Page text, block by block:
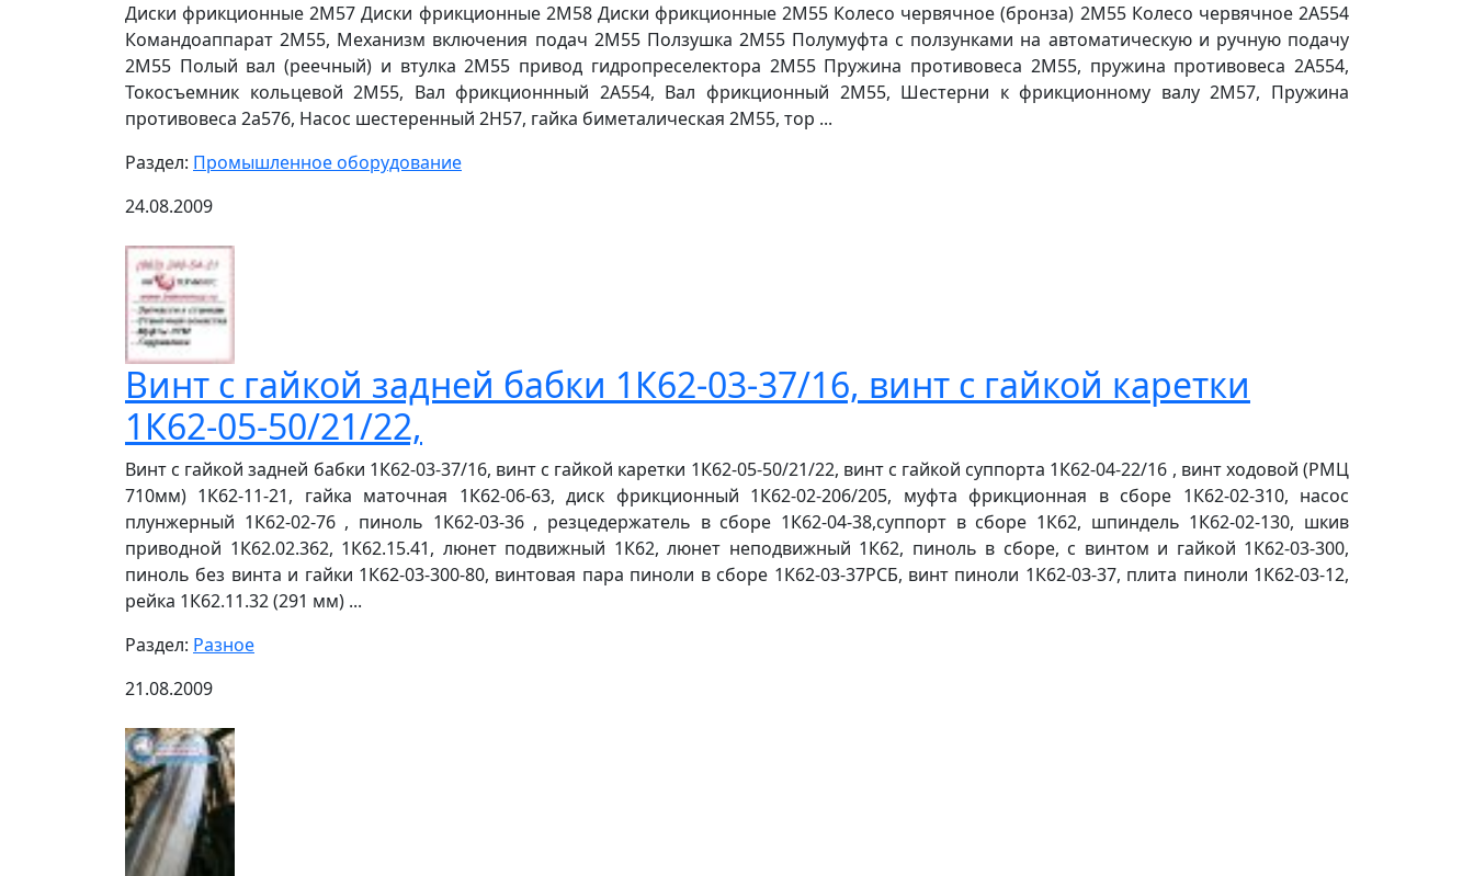
Диски фрикционные 2М57 Диски фрикционные 2М58 Диски фрикционные 2М55 Колесо червячное (бронза) 2М55 Колесо червячное 2А554
Командоаппарат 2М55, Механизм включения подач 2М55 Ползушка 2М55 Полумуфта с ползунками на автоматическую и ручную подачу
2М55 Полый вал (реечный) и втулка 2М55 привод гидропреселектора 2М55 Пружина противовеса 2М55, пружина противовеса 2А554,
Токосъемник кольцевой 2М55, Вал фрикционнный 2А554, Вал фрикционный 2М55, Шестерни к фрикционному валу 2М57, Пружина
противовеса 2а576, Насос шестеренный 2Н57, гайка биметалическая 2М55, тор ...
Раздел: Промышленное оборудование
24.08.2009
Винт с гайкой задней бабки 1К62-03-37/16, винт с гайкой каретки
1К62-05-50/21/22,
Винт с гайкой задней бабки 1К62-03-37/16, винт с гайкой каретки 1К62-05-50/21/22, винт с гайкой суппорта 1К62-04-22/16 , винт ходовой (РМЦ
710мм) 1К62-11-21, гайка маточная 1К62-06-63, диск фрикционный 1К62-02-206/205, муфта фрикционная в сборе 1К62-02-310, насос
плунжерный 1К62-02-76 , пиноль 1К62-03-36 , резцедержатель в сборе 1К62-04-38,суппорт в сборе 1К62, шпиндель 1К62-02-130, шкив
приводной 1К62.02.362, 1К62.15.41, люнет подвижный 1К62, люнет неподвижный 1К62, пиноль в сборе, с винтом и гайкой 1К62-03-300,
пиноль без винта и гайки 1К62-03-300-80, винтовая пара пиноли в сборе 1К62-03-37РСБ, винт пиноли 1К62-03-37, плита пиноли 1К62-03-12,
рейка 1К62.11.32 (291 мм) ...
Раздел: Разное
21.08.2009